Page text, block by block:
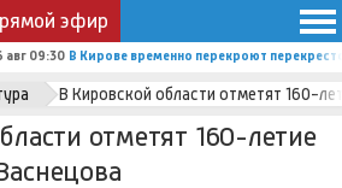
эфир
авг 09:30 В Кирове временно перекроют
В Кировской области отметят 160-
отметят 160-летие